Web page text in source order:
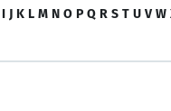
I J K L M N O P Q R S T U V W